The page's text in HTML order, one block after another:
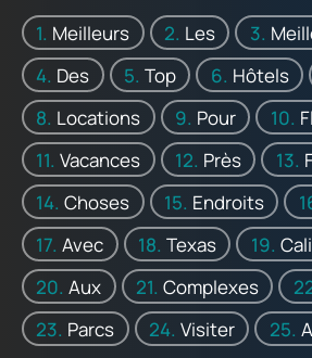
Meilleurs Les
Des
Top Hôtels
Locations
Pour
Vacances
Près
Choses
Endroits
Avec
Texas
Aux
Complexes
Parcs
Visiter